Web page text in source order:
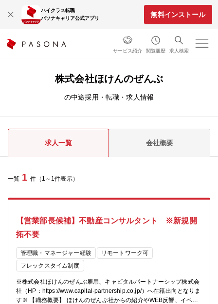
ハイクラス転職
パソナキャリア公式アプリ
無料インストール
サービス紹介 閲覧履歴 求人検索
株式会社ほけんのぜんぶ
の中途採用・転職・求人情報
求人一覧 会社概要
一覧 1 件（1～1件表示）
【営業部長候補】不動産コンサルタント ※新規開
拓不要
管理職・マネージャー経験
リモートワーク可
フレックスタイム制度
※株式会社ほけんのぜんぶ雇用、キャピタルパートナーシップ株式会
社（HP：https://www.capital-partnership.co.jp/）へ在籍出向となりま
す※ 【職務概要】 ほけんのぜんぶ社からの紹介やWEB反響、イベン